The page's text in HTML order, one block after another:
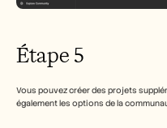
Étape 5
Vous pouvez créer des projets
également les options de la